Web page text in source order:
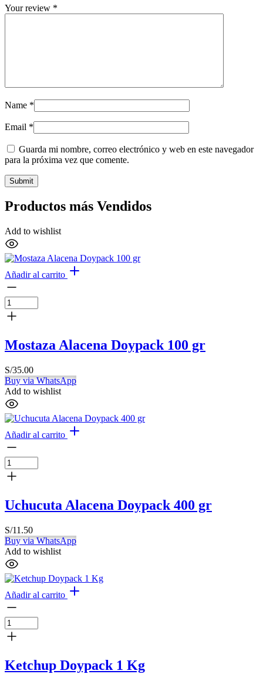
Your review *
Name *
Email *
Guarda mi nombre, correo electrónico y web en este navegador
para la próxima vez que comente.
Productos más Vendidos
Add to wishlist
Añadir al carrito
Mostaza Alacena Doypack 100 gr
S/35.00
Buy via WhatsApp
Add to wishlist
Añadir al carrito
Uchucuta Alacena Doypack 400 gr
S/11.50
Buy via WhatsApp
Add to wishlist
Añadir al carrito
Ketchup Doypack 1 Kg